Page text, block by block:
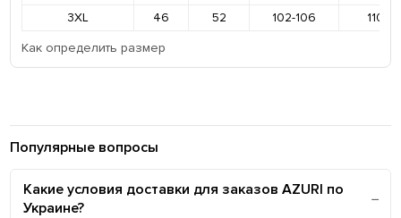
3XL
46 52 102-106
110-
Как определить размер
Популярные вопросы
Какие условия доставки для заказов AZURI по
Украине?